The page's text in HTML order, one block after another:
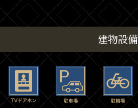
建物設備